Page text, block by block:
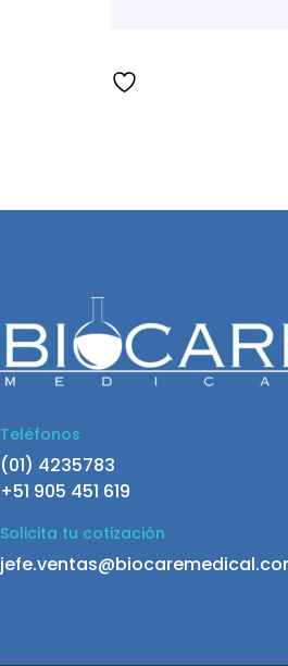
Teléfonos
(01) 4235783
+51 905 451 619
Solicita tu cotización